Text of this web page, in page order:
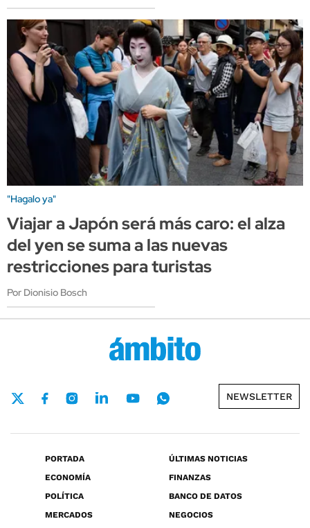
"Hagalo ya"
Viajar a Japón será más caro: el alza
del yen se suma a las nuevas
restricciones para turistas
Por Dionisio Bosch
NEWSLETTER
PORTADA
ÚLTIMAS NOTICIAS
ECONOMÍA
FINANZAS
POLÍTICA
BANCO DE DATOS
MERCADOS
NEGOCIOS